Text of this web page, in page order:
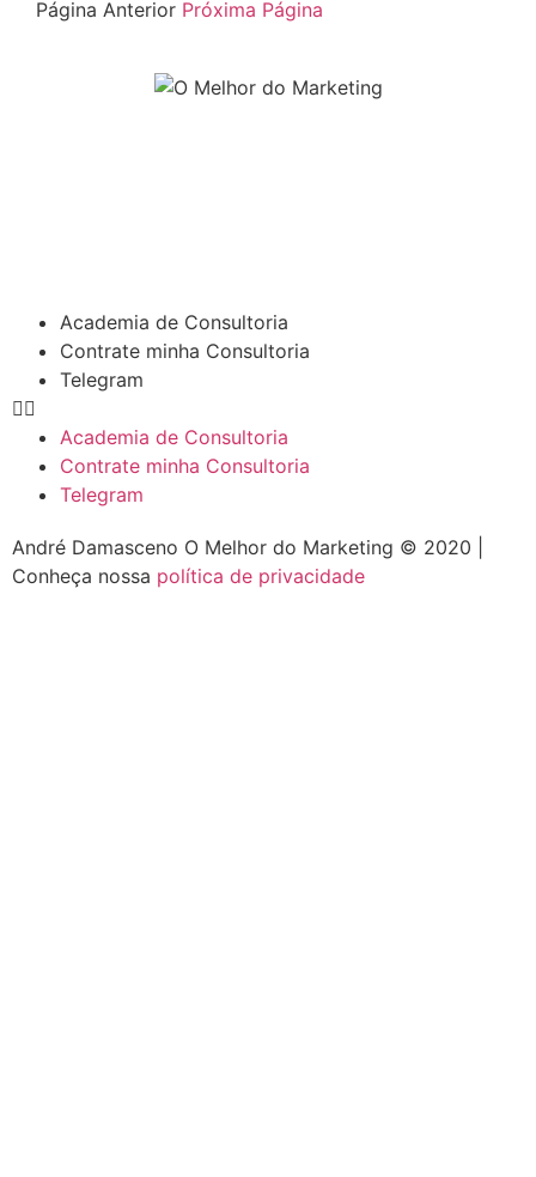
Página Anterior Próxima Página
Academia de Consultoria
Contrate minha Consultoria
Telegram
Academia de Consultoria
Contrate minha Consultoria
Telegram
André Damasceno O Melhor do Marketing © 2020 |
Conheça nossa política de privacidade